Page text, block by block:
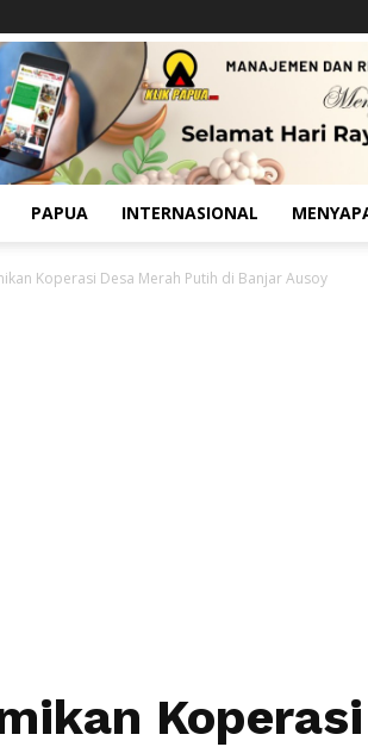
PAPUA INTERNASIONAL
Koperasi Desa Merah Putih di Banjar Ausoy
Koperasi